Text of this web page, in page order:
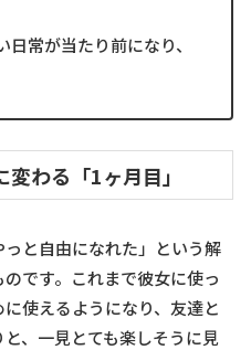
常が当たり前になり、
わる「1ヶ月目」
と自由になれた」という解
です。これまで彼女に使っ
使えるようになり、友達と
、一見とても楽しそうに見